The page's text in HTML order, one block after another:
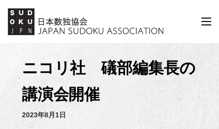
メ
ニコリ社 礒部編集長の
講演会開催
2023年8月1日